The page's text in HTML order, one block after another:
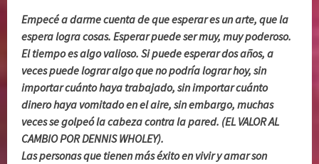
Empecé a darme cuenta de que esperar es un arte, que la
espera logra cosas. Esperar puede ser muy, muy poderoso.
El tiempo es algo valioso. Si puede esperar dos años, a
veces puede lograr algo que no podría lograr hoy, sin
importar cuánto haya trabajado, sin importar cuánto
dinero haya vomitado en el aire, sin embargo, muchas
veces se golpeó la cabeza contra la pared. (EL VALOR AL
CAMBIO POR DENNIS WHOLEY).
Las personas que tienen más éxito en vivir y amar son